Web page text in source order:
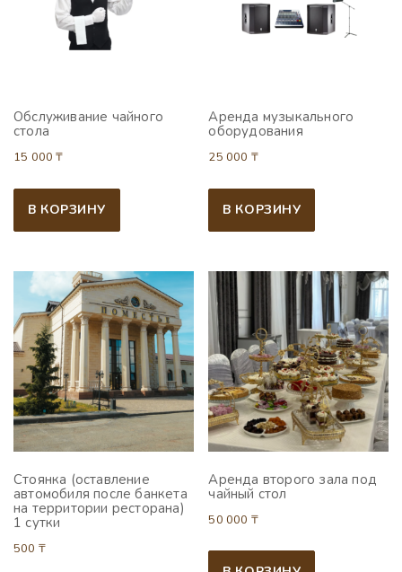
Обслуживание чайного
стола
15 000₸
В КОРЗИНУ
Аренда музыкального
оборудования
25 000 ₸
В КОРЗИНУ
Стоянка (оставление
автомобиля после банкета
на территории ресторана)
1 сутки
500 ₸
Аренда второго зала под
чайный стол
50 000 ₸